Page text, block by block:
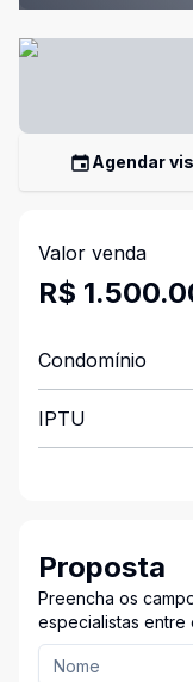
Agendar
Valor venda
R$
Condomínio
IPTU
Proposta
Preencha os
especialistas entre